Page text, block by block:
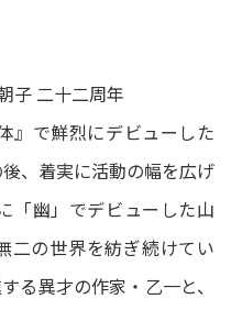
子 二十二周年
』で鮮烈にデビューした
、着実に活動の幅を広げ
「幽」でデビューした山
二の世界を紡ぎ続けてい
る異才の作家・乙一と、